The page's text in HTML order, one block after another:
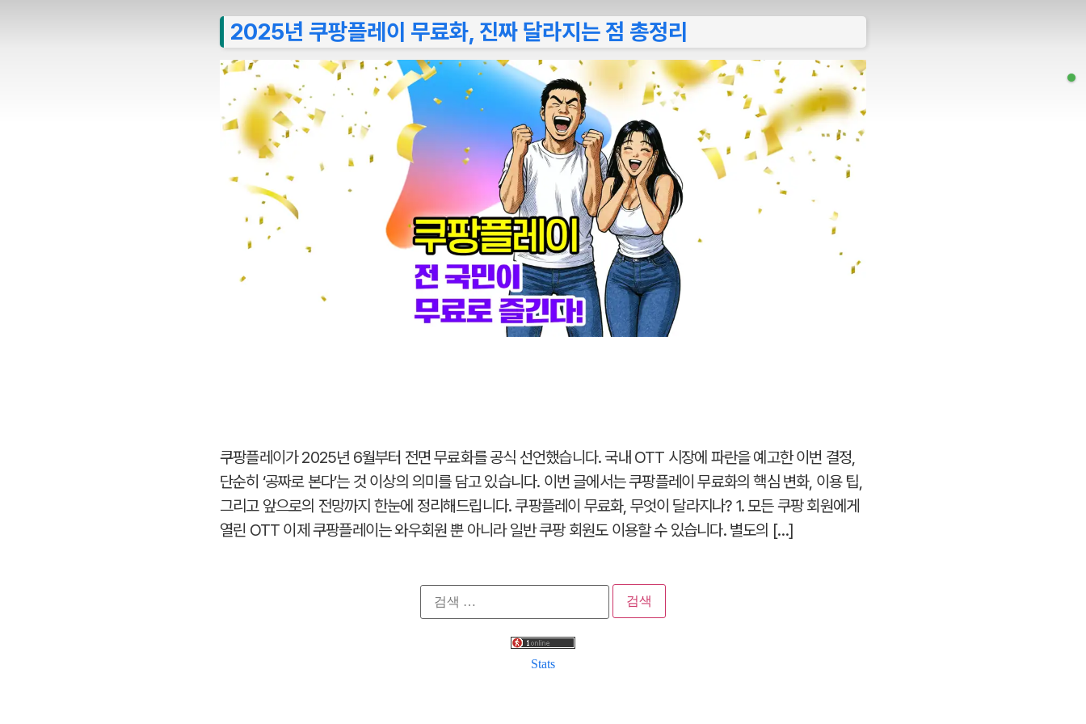
2025년 쿠팡플레이 무료화, 진짜 달라지는 점 총정리
쿠팡플레이가 2025년 6월부터 전면 무료화를 공식 선언했습니다. 국내 OTT 시장에 파란을 예고한 이번 결정,
단순히 ‘공짜로 본다’는 것 이상의 의미를 담고 있습니다. 이번 글에서는 쿠팡플레이 무료화의 핵심 변화, 이용 팁,
그리고 앞으로의 전망까지 한눈에 정리해드립니다. 쿠팡플레이 무료화, 무엇이 달라지나? 1. 모든 쿠팡 회원에게
열린 OTT 이제 쿠팡플레이는 와우회원 뿐 아니라 일반 쿠팡 회원도 이용할 수 있습니다. 별도의 […]
검
색:
Stats